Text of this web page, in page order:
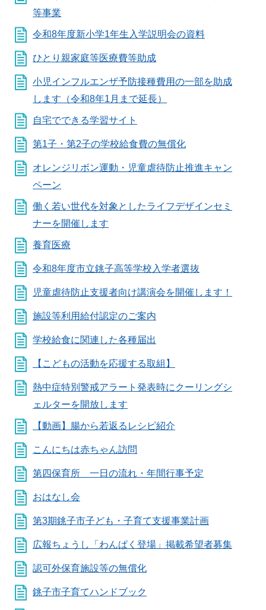
等事業
令和8年度新小学1年生入学説明会の資料
ひとり親家庭等医療費等助成
小児インフルエンザ予防接種費用の一部を助成
します（令和8年1月まで延長）
自宅でできる学習サイト
第1子・第2子の学校給食費の無償化
オレンジリボン運動・児童虐待防止推進キャン
ペーン
働く若い世代を対象としたライフデザインセミ
ナーを開催します
養育医療
令和8年度市立銚子高等学校入学者選抜
児童虐待防止支援者向け講演会を開催します！
施設等利用給付認定のご案内
学校給食に関連した各種届出
【こどもの活動を応援する取組】
熱中症特別警戒アラート発表時にクーリングシ
ェルターを開放します
【動画】腸から若返るレシピ紹介
こんにちは赤ちゃん訪問
第四保育所 一日の流れ・年間行事予定
おはなし会
第3期銚子市子ども・子育て支援事業計画
広報ちょうし「わんぱく登場」掲載希望者募集
認可外保育施設等の無償化
銚子市子育てハンドブック